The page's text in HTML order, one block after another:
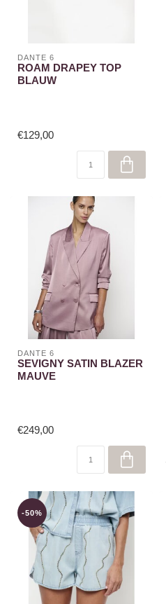
DANTE 6
ROAM DRAPEY TOP
BLAUW
€129,00
DANTE 6
SEVIGNY SATIN BLAZER
MAUVE
€249,00
-50%